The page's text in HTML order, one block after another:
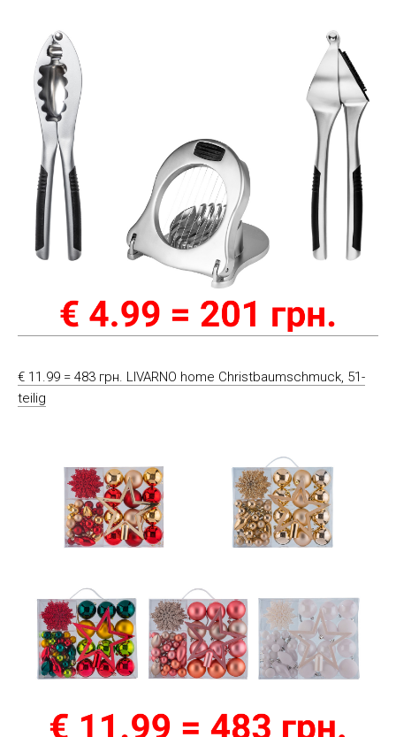
€ 11.99 = 483 грн. LIVARNO home Christbaumschmuck, 51-
teilig